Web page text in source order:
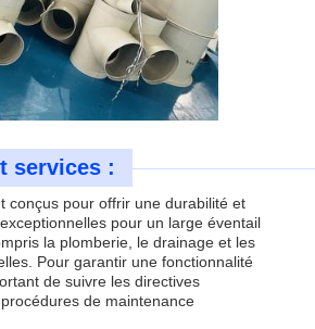
services :
conçus pour offrir une durabilité et
pour un large éventail
la plomberie, le drainage et les
Pour garantir une fonctionnalité
de suivre les directives
de maintenance